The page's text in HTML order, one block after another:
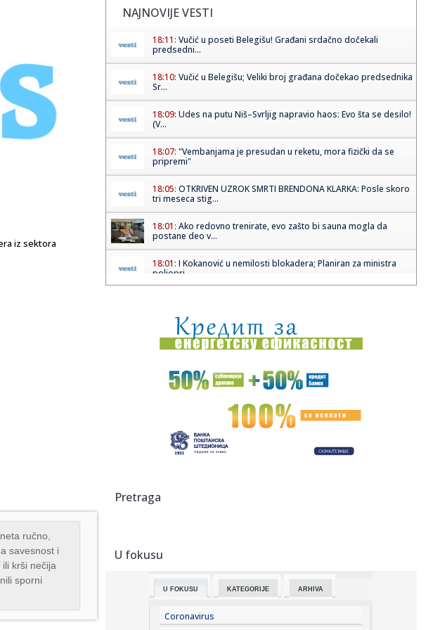
iz sektora
ručno,
savesnost i
krši nečija
sporni
NAJNOVIJE VESTI
18:11: Vučić u poseti Belegišu! Građani srdačno dočekali
predsedni...
18:10: Vučić u Belegišu; Veliki broj građana dočekao predsednika
Sr...
18:09: Udes na putu Niš–Svrljig napravio haos: Evo šta se desilo!
(V...
18:07: "Vembanjama je presudan u reketu, mora fizički da se
pripremi"
18:05: OTKRIVEN UZROK SMRTI BRENDONA KLARKA: Posle skoro
tri meseca stig...
18:01: Ako redovno trenirate, evo zašto bi sauna mogla da
postane deo v...
18:01: I Kokanović u nemilosti blokadera; Planiran za ministra
poljopri...
17:59:Evakuisano 20.000 ljudi zbog šumskog požara
17:51:Nova medalja za Srbiju
Iran se povukao?
17:45:Steve Hackett i Steve Rothery objavili video za „Red
odgovorio da se...
17:42:
17:42: Kolektivno vjenčanje u Bijeljini
Pretraga
U fokusu
U FOKUSU KATEGORIJE ARHIVA
Coronavirus